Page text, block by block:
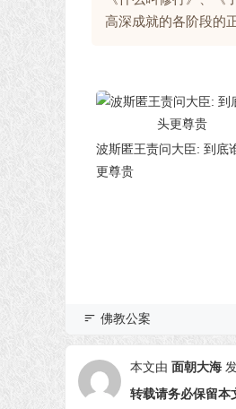
高深成就的各阶段的
波斯匿王责问大臣: 到底
更尊贵
佛教公案
本文由 面朝大海
转载请务必保留本